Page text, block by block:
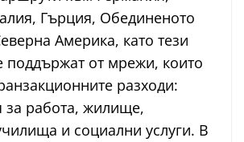
Гърция, Обединеното
Америка, като тези
поддържат от мрежи, които
разходи:
работа, жилище,
и социални услуги. В